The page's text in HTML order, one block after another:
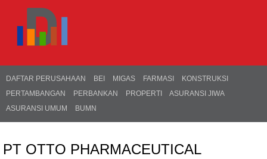
DAFTAR PERUSAHAAN BEI MIGAS FARMASI
KONSTRUKSI
PERTAMBANGAN
PERBANKAN PROPERTI
ASURANSI JIWA
ASURANSI UMUM
BUMN
PT OTTO PHARMACEUTICAL